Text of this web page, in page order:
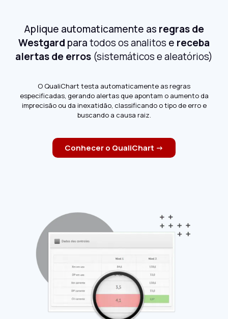
Aplique automaticamente as regras de
Westgard paratodos os analitos e receba
alertas de erros (sistemáticos e aleatórios)
O QualiChart testa automaticamente as regras
especificadas, gerando alertas que apontam o aumento da
imprecisão ou da inexatidão, classificando o tipo de erro e
buscando a causa raiz.
Conhecer o QualiChart ->